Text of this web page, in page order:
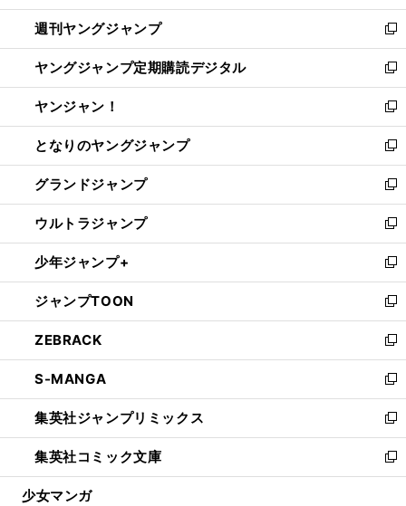
開
く
ウ
で
開
く
ン
ド
ウ
で
開
く
ウ
ィ
ン
ド
ウ
で
開
く
週刊ヤングジャンプ
新
し
い
ウ
ィ
ン
ド
ウ
で
開
く
ヤングジャンプ定期購読デジタル
新
し
い
ウ
ィ
ン
ド
ウ
で
開
く
ヤンジャン！
新
し
い
ウ
ィ
ン
ド
ウ
で
開
く
となりのヤングジャンプ
新
し
い
ウ
ィ
ン
ド
ウ
で
開
く
グランドジャンプ
新
し
い
ウ
ィ
ン
ド
ウ
で
開
く
ウルトラジャンプ
新
し
い
ウ
ィ
ン
ド
ウ
で
開
く
少年ジャンプ+
新
し
い
ウ
ィ
ン
ド
ウ
で
開
く
ジャンプTOON
新
し
い
ウ
ィ
ン
ド
ウ
で
開
ZEBRACK
新
し
い
ウ
ィ
ン
ド
ウ
S-MANGA
新
し
い
ウ
ィ
ン
集英社ジャンプリミックス
新
し
い
ウ
集英社コミック文庫
新
し
少女マンガ